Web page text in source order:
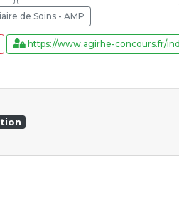
de Soins - AMP
https://www.agirhe-concours.fr/